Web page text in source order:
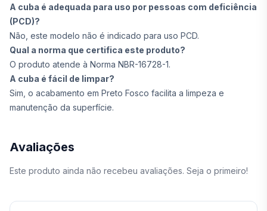
A cuba é adequada para uso por pessoas com deficiência
(PCD)?
Não, este modelo não é indicado para uso PCD.
Qual a norma que certifica este produto?
O produto atende à Norma NBR-16728-1.
A cuba é fácil de limpar?
Sim, o acabamento em Preto Fosco facilita a limpeza e
manutenção da superfície.
Avaliações
Este produto ainda não recebeu avaliações. Seja o primeiro!